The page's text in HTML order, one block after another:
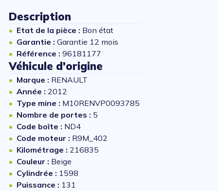
Description
Etat de la pièce : Bon état
Garantie : Garantie 12 mois
Référence : 96181177
Véhicule d'origine
Marque : RENAULT
Année : 2012
Type mine : M10RENVP0093785
Nombre de portes : 5
Code boîte : ND4
Code moteur : R9M_402
Kilométrage : 216835
Couleur : Beige
Cylindrée : 1598
Puissance : 131